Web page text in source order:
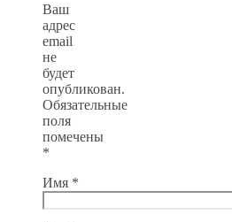
Ваш
адрес
email
не
будет
опубликован.
Обязательные
поля
помечены
*
Имя *